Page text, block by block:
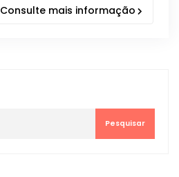
Consulte mais informação
Pesquisar